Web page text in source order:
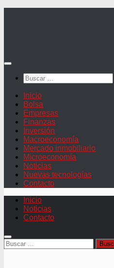
Buscar:
Inicio
Bolsa
Empresas
Finanzas
Inversión
Macroeconomía
Mercado inmobiliario
Microeconomía
Noticias
Nuevas tecnologías
Contacto
Inicio
Noticias
Contacto
Buscar: